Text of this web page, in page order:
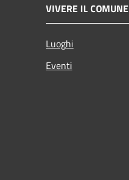
VIVERE IL COMUNE
Luoghi
Eventi